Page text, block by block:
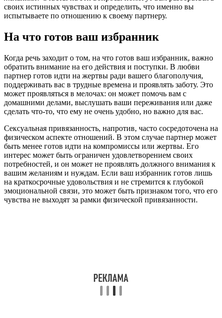
своих истинных чувствах и определить, что именно вы
испытываете по отношению к своему партнеру.
На что готов ваш избранник
Когда речь заходит о том, на что готов ваш избранник, важно
обратить внимание на его действия и поступки. В любви
партнер готов идти на жертвы ради вашего благополучия,
поддерживать вас в трудные времена и проявлять заботу. Это
может проявляться в мелочах: он может помочь вам с
домашними делами, выслушать ваши переживания или даже
сделать что-то, что ему не очень удобно, но важно для вас.
Сексуальная привязанность, напротив, часто сосредоточена на
физическом аспекте отношений. В этом случае партнер может
быть менее готов идти на компромиссы или жертвы. Его
интерес может быть ограничен удовлетворением своих
потребностей, и он может не проявлять должного внимания к
вашим желаниям и нуждам. Если ваш избранник готов лишь
на краткосрочные удовольствия и не стремится к глубокой
эмоциональной связи, это может быть признаком того, что его
чувства не выходят за рамки физической привязанности.